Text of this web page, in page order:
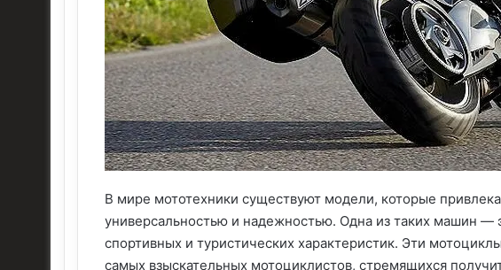
В мире мототехники существуют модели, которые
универсальностью и надежностью. Одна из таких машин —
спортивных и туристических характеристик. Эти
самых взыскательных мотоциклистов, стремящихся